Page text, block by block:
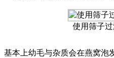
使用筛子
基本上幼毛与杂质会在燕窝泡